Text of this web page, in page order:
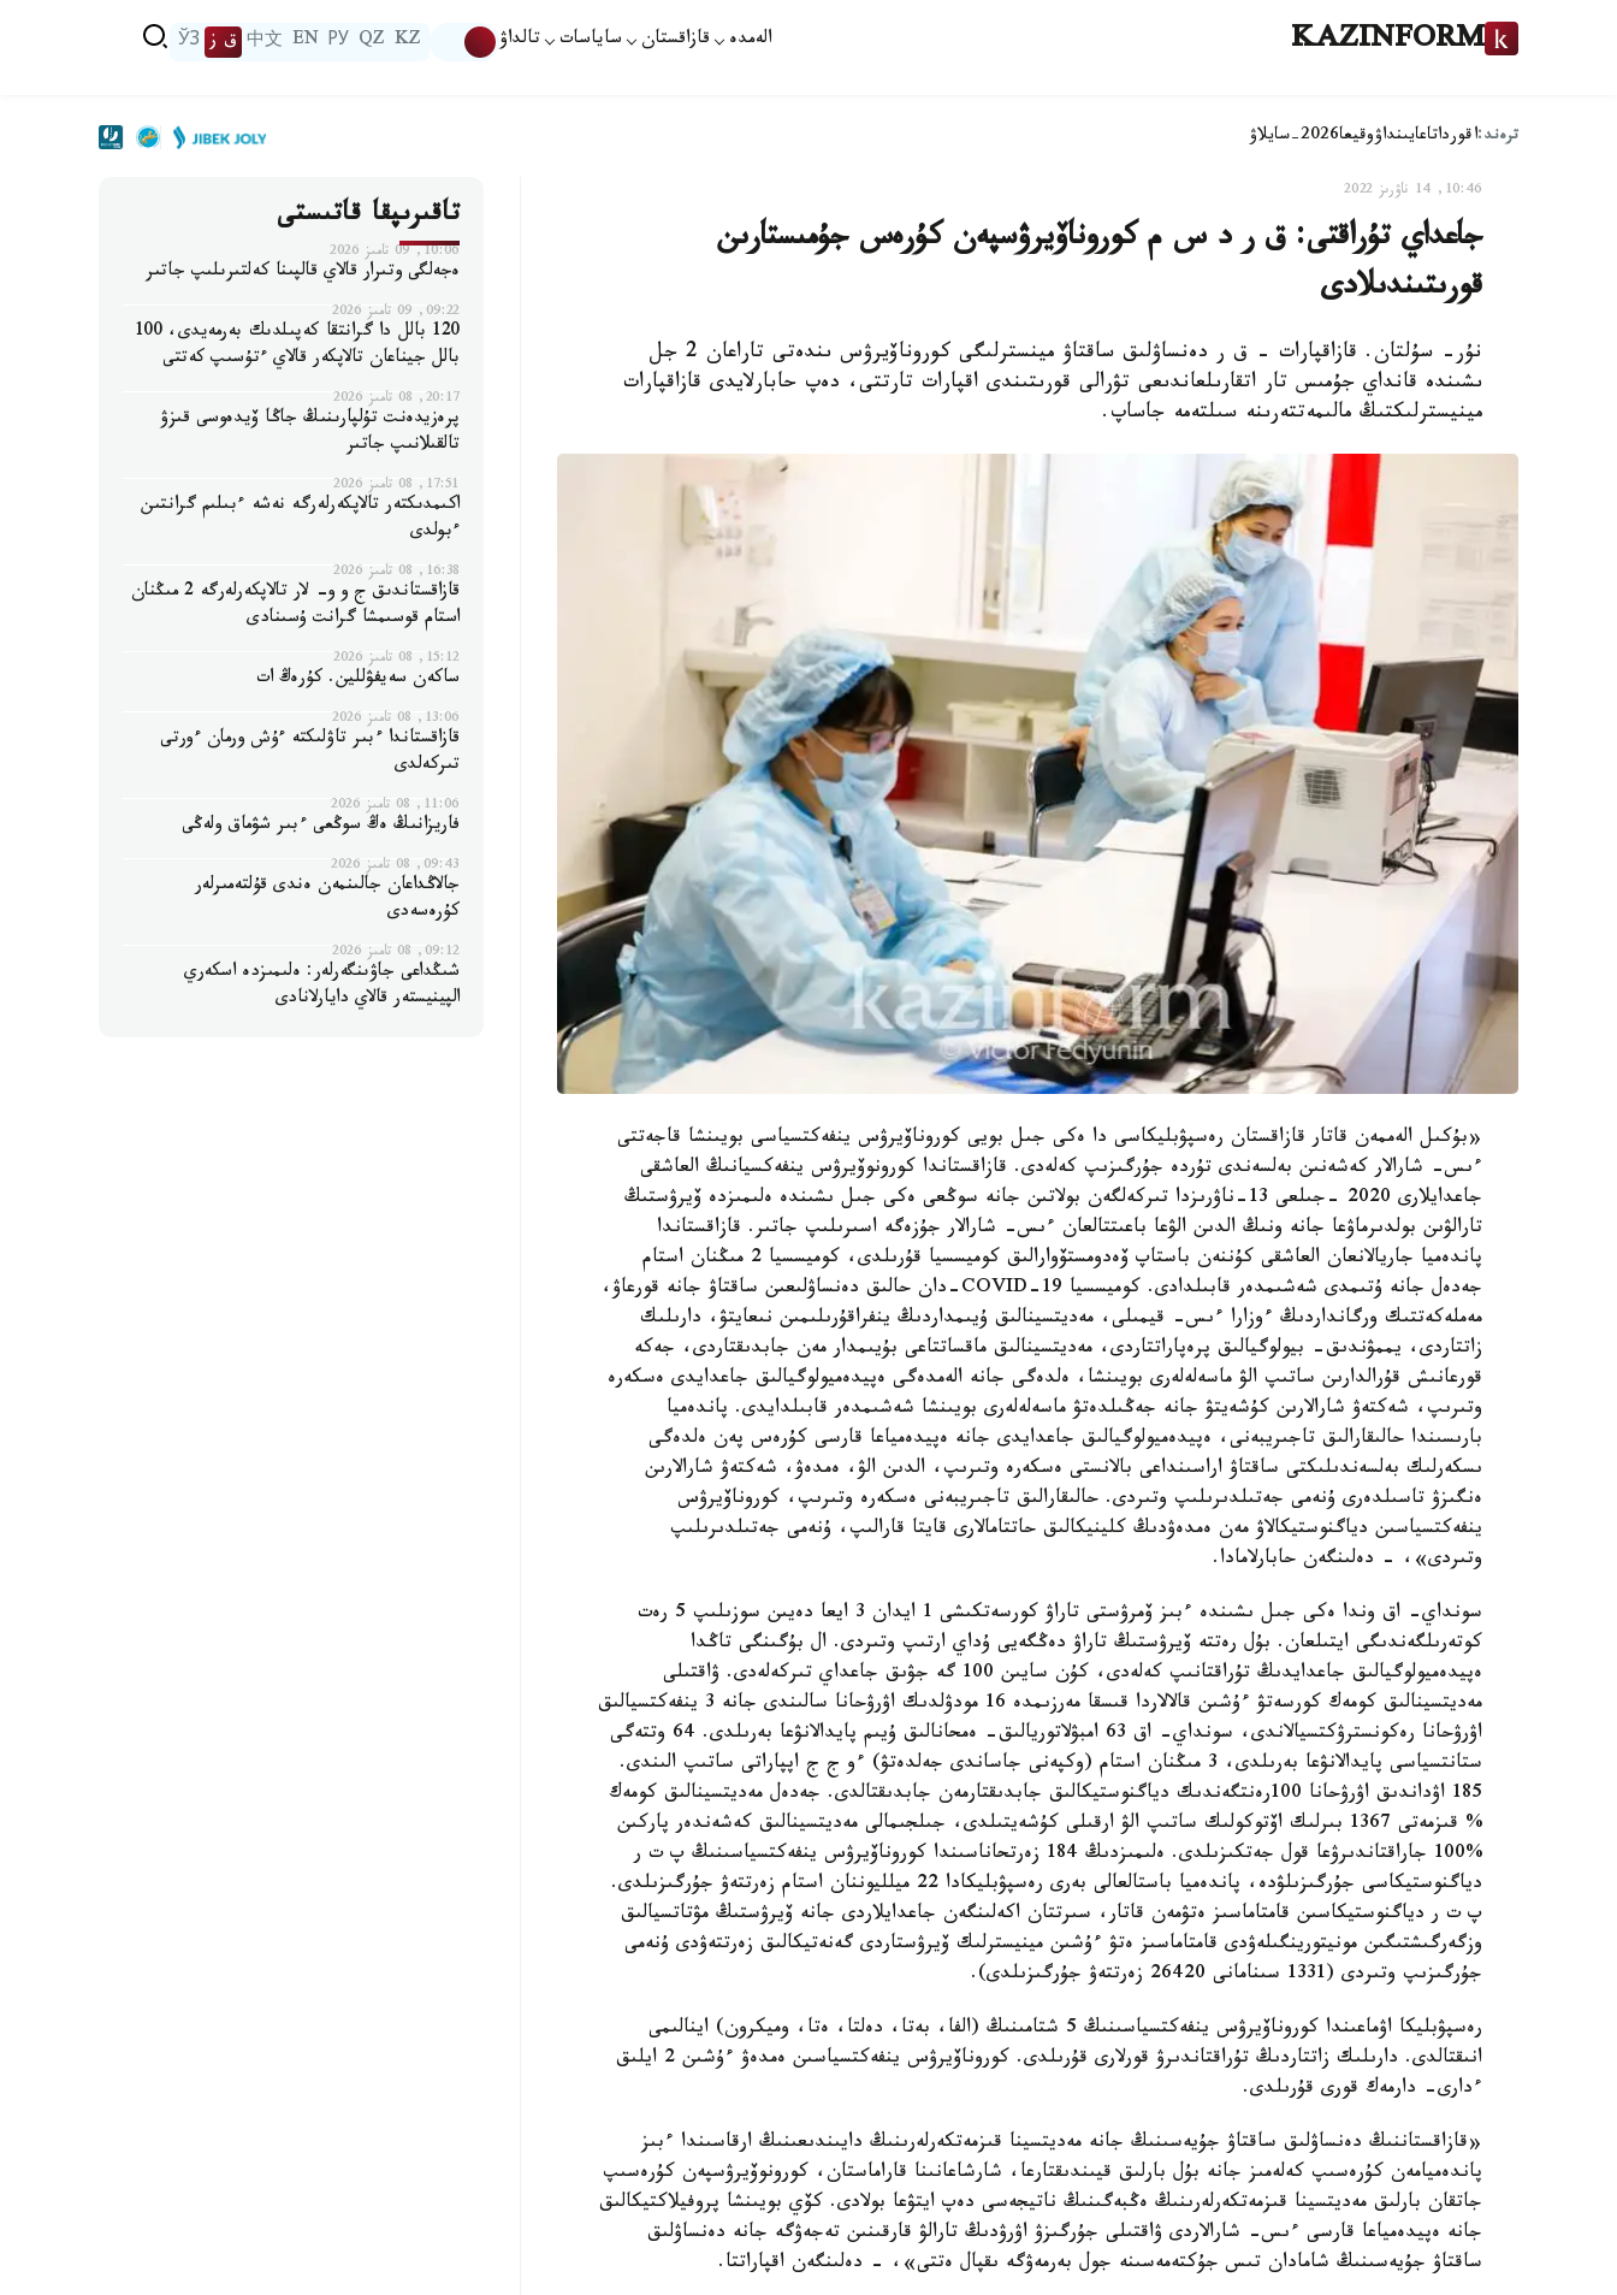
KAZINFORM الەمدە قازاقستان ساياسات تالداۋ KZ
QZ
РУ
EN
中文 ق ز ЎЗ
ترەند:اقورداتاعايىنداۋوقيعا2026-سايلاۋ
10:46, 14 ناۋرىز 2022
جاعداي تۇراقتى: ق ر د س م كوروناۆيرۋسپەن كۇرەس جۇمىستارىن
قورىتىندىلادى
نۇر- سۇلتان. قازاقپارات – ق ر دەنساۋلىق ساقتاۋ مينسترلىگى كوروناۆيرۋس ىندەتى تاراعان 2 جل
ىشىندە قانداي جۇمىس تار اتقارىلعاندىعى تۋرالى قورىتىندى اقپارات تارتتى، دەپ حابارلايدى قازاقپارات
مينيسترلىكتىڭ مالىمەتتەرىنە سىلتەمە جاساپ.
«بۇكىل الەممەن قاتار قازاقستان رەسپۋبليكاسى دا ەكى جىل بويى كوروناۆيرۋس ينفەكتسياسى بويىنشا قاجەتتى
ءىس- شارالار كەشەنىن بەلسەندى تۇردە جۇرگىزىپ كەلەدى. قازاقستاندا كورونوۆيرۋس ينفەكسيانىڭ العاشقى
جاعدايلارى 2020 -جىلعى 13-ناۋرىزدا تىركەلگەن بولاتىن جانە سوڭعى ەكى جىل ىشىندە ەلىمىزدە ۆيرۋستىڭ
تارالۋىن بولدىرماۋعا جانە ونىڭ الدىن الۋعا باعىتتالعان ءىس- شارالار جۇزەگە اسىرىلىپ جاتىر. قازاقستاندا
پاندەميا جاريالانعان العاشقى كۇننەن باستاپ ۆەدومستۆوارالىق كوميسسيا قۇرىلدى، كوميسسيا 2 مىڭنان استام
جەدەل جانە ۇتىمدى شەشىمدەر قابىلدادى. كوميسسيا COVID-19-دان حالىق دەنساۋلىعىن ساقتاۋ جانە قورعاۋ،
مەملەكەتتىك ورگانداردىڭ ءوزارا ءىس- قيمىلى، مەديتسينالىق ۇيىمداردىڭ ينفراقۇرىلىمىن نىعايتۋ، دارىلىك
زاتتاردى، يممۋندىق- بيولوگيالىق پرەپاراتتاردى، مەديتسينالىق ماقساتتاعى بۇيىمدار مەن جابدىقتاردى، جەكە
قورعانىش قۇرالدارىن ساتىپ الۋ ماسەلەلەرى بويىنشا، ەلدەگى جانە الەمدەگى ەپيدەميولوگيالىق جاعدايدى ەسكەرە
وتىرىپ، شەكتەۋ شارالارىن كۇشەيتۋ جانە جەڭىلدەتۋ ماسەلەلەرى بويىنشا شەشىمدەر قابىلدايدى. پاندەميا
بارىسىندا حالىقارالىق تاجىريبەنى، ەپيدەميولوگيالىق جاعدايدى جانە ەپيدەمياعا قارسى كۇرەس پەن ەلدەگى
ىسكەرلىك بەلسەندىلىكتى ساقتاۋ اراسىنداعى بالانستى ەسكەرە وتىرىپ، الدىن الۋ، ەمدەۋ، شەكتەۋ شارالارىن
ەنگىزۋ تاسىلدەرى ۇنەمى جەتىلدىرىلىپ وتىردى. حالىقارالىق تاجىريبەنى ەسكەرە وتىرىپ، كوروناۆيرۋس
ينفەكتسياسىن دياگنوستيكالاۋ مەن ەمدەۋدىڭ كلينيكالىق حاتتامالارى قايتا قارالىپ، ۇنەمى جەتىلدىرىلىپ
وتىردى»، - دەلىنگەن حابارلامادا.
سونداي- اق وندا ەكى جىل ىشىندە ءبىز ۆمرۋستى تاراۋ كورسەتكىشى 1 ايدان 3 ايعا دەيىن سوزىلىپ 5 رەت
كوتەرىلگەندىگى ايتىلعان. بۇل رەتتە ۆيرۋستىڭ تاراۋ دەڭگەيى ۇداي ارتىپ وتىردى. ال بۇگىنگى تاڭدا
ەپيدەميولوگيالىق جاعدايدىڭ تۇراقتانىپ كەلەدى، كۇن سايىن 100 گە جۋىق جاعداي تىركەلەدى. ۋاقتىلى
مەديتسينالىق كومەك كورسەتۋ ءۇشىن قالالاردا قىسقا مەرزىمدە 16 مودۋلدىك اۋرۋحانا سالىندى جانە 3 ينفەكتسيالىق
اۋرۋحانا رەكونسترۋكتسيالاندى، سونداي- اق 63 امبۋلاتوريالىق- ەمحانالىق ۇيىم پايدالانۋعا بەرىلدى. 64 وتتەگى
ستانتسياسى پايدالانۋعا بەرىلدى، 3 مىڭنان استام (وكپەنى جاساندى جەلدەتۋ) ءو ج ج اپپاراتى ساتىپ الىندى.
185 اۋداندىق اۋرۋحانا 100رەنتگەندىك دياگنوستيكالىق جابدىقتارمەن جابدىقتالدى. جەدەل مەديتسينالىق كومەك
% قىزمەتى 1367 بىرلىك اۆتوكولىك ساتىپ الۋ ارقىلى كۇشەيتىلدى، جىلجىمالى مەديتسينالىق كەشەندەر پاركىن
%100 جاراقتاندىرۋعا قول جەتكىزىلدى. ەلىمىزدىڭ 184 زەرتحاناسىندا كوروناۆيرۋس ينفەكتسياسىنىڭ پ ت ر
دياگنوستيكاسى جۇرگىزىلۋدە، پاندەميا باستالعالى بەرى رەسپۋبليكادا 22 ميلليوننان استام زەرتتەۋ جۇرگىزىلدى.
پ ت ر دياگنوستيكاسىن قامتاماسىز ەتۋمەن قاتار، سىرتتان اكەلىنگەن جاعدايلاردى جانە ۆيرۋستىڭ مۋتاتسيالىق
وزگەرگىشتىگىن مونيتورينگىلەۋدى قامتاماسىز ەتۋ ءۇشىن مينيسترلىك ۆيرۋستاردى گەنەتيكالىق زەرتتەۋدى ۇنەمى
جۇرگىزىپ وتىردى (1331 سىنامانى 26420 زەرتتەۋ جۇرگىزىلدى).
رەسپۋبليكا اۋماعىندا كوروناۆيرۋس ينفەكتسياسىنىڭ 5 شتامىنىڭ (الفا، بەتا، دەلتا، ەتا، وميكرون) اينالىمى
انىقتالدى. دارىلىك زاتتاردىڭ تۇراقتاندىرۋ قورلارى قۇرىلدى. كوروناۆيرۋس ينفەكتسياسىن ەمدەۋ ءۇشىن 2 ايلىق
ءدارى- دارمەك قورى قۇرىلدى.
«قازاقستاننىڭ دەنساۋلىق ساقتاۋ جۇيەسىنىڭ جانە مەديتسينا قىزمەتكەرلەرىنىڭ دايىندىعىنىڭ ارقاسىندا ءبىز
پاندەميامەن كۇرەسىپ كەلەمىز جانە بۇل بارلىق قيىندىقتارعا، شارشاعانىنا قاراماستان، كورونوۆيرۋسپەن كۇرەسىپ
جاتقان بارلىق مەديتسينا قىزمەتكەرلەرىنىڭ ەڭبەگىنىڭ ناتيجەسى دەپ ايتۋعا بولادى. كۆي بويىنشا پروفيلاكتيكالىق
جانە ەپيدەمياعا قارسى ءىس- شارالاردى ۋاقتىلى جۇرگىزۋ اۋرۋدىڭ تارالۋ قارقىنىن تەجەۋگە جانە دەنساۋلىق
ساقتاۋ جۇيەسىنىڭ شامادان تىس جۇكتەمەسىنە جول بەرمەۋگە ىقپال ەتتى»، - دەلىنگەن اقپاراتتا.
تاقىرىپقا قاتىستى
10:06, 09 تامىز 2026
ەجەلگى وتىرار قالاي قالپىنا كەلتىرىلىپ جاتىر
09:22, 09 تامىز 2026
120 بالل دا گرانتقا كەپىلدىك بەرمەيدى، 100
بالل جيناعان تالاپكەر قالاي ءتۇسىپ كەتتى
20:17, 08 تامىز 2026
پرەزيدەنت تۇلپارىنىڭ جاڭا ۆيدەوسى قىزۋ
تالقىلانىپ جاتىر
17:51, 08 تامىز 2026
اكىمدىكتەر تالاپكەرلەرگە نەشە ءبىلىم گرانتىن
ءبولدى
16:38, 08 تامىز 2026
قازاقستاندىق ج و و- لار تالاپكەرلەرگە 2 مىڭنان
استام قوسىمشا گرانت ۇسىنادى
15:12, 08 تامىز 2026
ساكەن سەيفۋللين. كۇرەڭ ات
13:06, 08 تامىز 2026
قازاقستاندا ءبىر تاۋلىكتە ءۇش ورمان ءورتى
تىركەلدى
11:06, 08 تامىز 2026
فاريزانىڭ ەڭ سوڭعى ءبىر شۋماق ولەڭى
09:43, 08 تامىز 2026
جالاڭداعان جالىنمەن ەندى قۇلتەمىرلەر
كۇرەسەدى
09:12, 08 تامىز 2026
شىڭداعى جاۋىنگەرلەر: ەلىمىزدە اسكەري
الپينيستەر قالاي دايارلانادى